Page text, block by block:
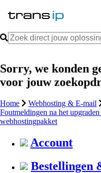
Sorry, we konden
voor jouw
Home Webhosting & E-mail
Foutmeldingen na het
webhostingpakket
Account
Bestellingen